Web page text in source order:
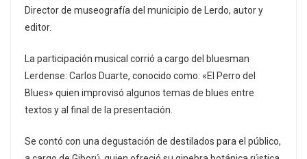
Director de museografía del municipio de Lerdo, autor y
editor.
La participación musical corrió a cargo del bluesman
Lerdense: Carlos Duarte, conocido como: «El Perro del
Blues» quien improvisó algunos temas de blues entre
textos y al final de la presentación.
Se contó con una degustación de destilados para el público,